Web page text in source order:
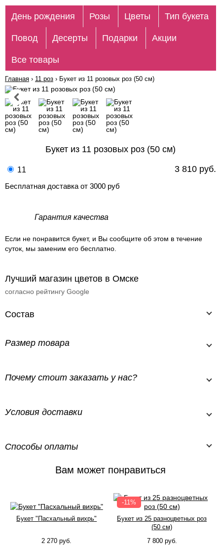
День рождения Розы Цветы Тип букета
Повод Десерты Подарки Акции
Все товары
Главная › 11 роз › Букет из 11 розовых роз (50 см)
Букет из 11 розовых роз (50 см)
11 3 810 руб.
Бесплатная доставка от 3000 руб
Гарантия качества
Если не понравится букет, и Вы сообщите об этом в течение
суток, мы заменим его бесплатно.
Лучший магазин цветов в Омске
согласно рейтингу Google
Состав
Размер товара
Почему стоит заказать у нас?
Условия доставки
Способы оплаты
Вам может понравиться
Букет "Пасхальный вихрь"
2 270 руб.
Букет из 25 разноцветных роз
(50 см)
7 800 руб.